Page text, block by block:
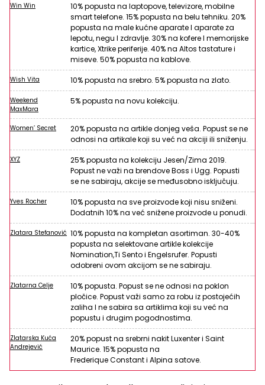
Win Win
10% popusta na laptopove, televizore, mobilne
smart telefone. 15% popusta na belu tehniku. 20%
popusta na male kućne aparate I aparate za
lepotu, negu I zdravlje. 30% na kofere I memorijske
kartice, Xtrike periferije. 40% na Altos tastature i
miseve. 50% popusta na kablove.
Wish Vita 10% popusta na srebro. 5% popusta na zlato.
Weekend
MaxMara
5% popusta na novu kolekciju.
Women’ Secret
20% popusta na artikle donjeg veša. Popust se ne
odnosi na artikale koji su već na akciji ili sniženju.
XYZ
25% popusta na kolekciju Jesen/Zima 2019.
Popust ne važi na brendove Boss i Ugg. Popusti
se ne sabiraju, akcije se međusobno isključuju.
Yves Rocher
10% popusta na sve proizvode koji nisu sniženi.
Dodatnih 10% na već snižene proizvode u ponudi.
Zlatara Stefanović 10% popusta na kompletan asortiman. 30-40%
popusta na selektovane artikle kolekcije
Nomination,Ti Sento i Engelsrufer. Popusti
odobreni ovom akcijom se ne sabiraju.
Zlatarna Celje
10% popusta. Popust se ne odnosi na poklon
pločice. Popust važi samo za robu iz postojećih
zaliha I ne sabira sa artiklima koji su već na
popustu i drugim pogodnostima.
Zlatarska Kuća
Andrejević
20% popust na srebrni nakit Luxenter i Saint
Maurice. 15% popusta na
Frederique Constant i Alpina satove.